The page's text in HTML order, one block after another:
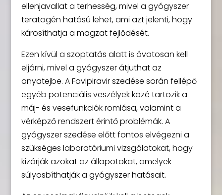
ellenjavallat a terhesség, mivel a gyógyszer
teratogén hatású lehet, ami azt jelenti, hogy
károsíthatja a magzat fejlődését.
Ezen kívül a szoptatás alatt is óvatosan kell
eljárni, mivel a gyógyszer átjuthat az
anyatejbe. A Favipiravir szedése során fellépő
egyéb potenciális veszélyek közé tartozik a
máj- és vesefunkciók romlása, valamint a
vérképző rendszert érintő problémák. A
gyógyszer szedése előtt fontos elvégezni a
szükséges laboratóriumi vizsgálatokat, hogy
kizárják azokat az állapotokat, amelyek
súlyosbíthatják a gyógyszer hatásait.